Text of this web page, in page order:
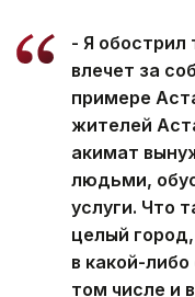
- Я обострил
влечет за
примере
жителей
акимат
людьми,
услуги. Что
целый
в какой-
том числе и